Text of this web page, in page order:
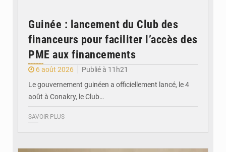
Guinée : lancement du Club des
financeurs pour faciliter l’accès des
PME aux financements
6 août 2026
Publié à 11h21
Le gouvernement guinéen a officiellement lancé, le 4
août à Conakry, le Club…
SAVOIR PLUS